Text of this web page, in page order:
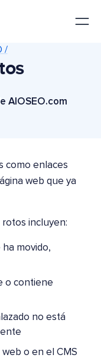
AIOSEO.com
/
como enlaces
web que ya
incluyen:
movido,
o contiene
no está
o en el CMS